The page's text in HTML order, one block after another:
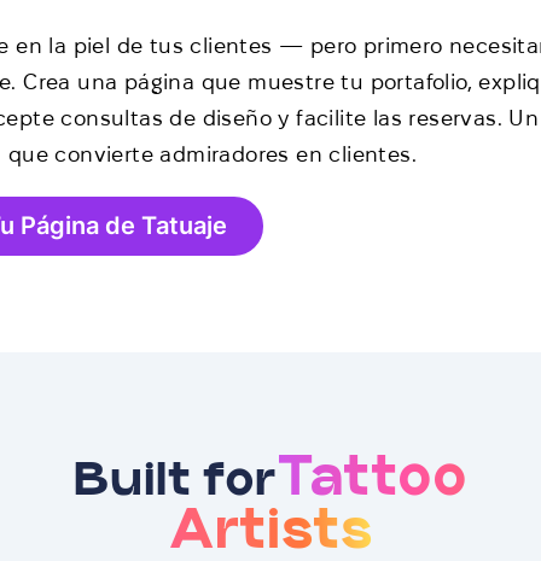
en la piel de tus clientes — pero primero
Crea una página que muestre tu portafolio,
consultas de diseño y facilite las reservas.
que convierte admiradores en clientes.
Página de Tatuaje
Built forTattoo
Artists